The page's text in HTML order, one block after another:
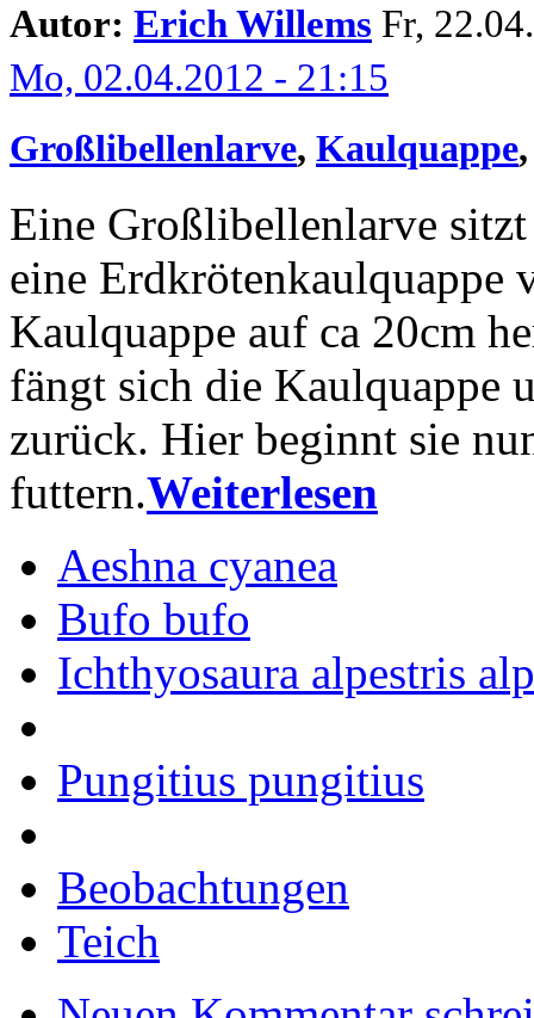
Autor: Erich Willems Fr,
Mo, 02.04.2012 - 21:15
Großlibellenlarve, Kaulquappe
Eine Großlibellenlarve
eine Erdkrötenkaulquappe
Kaulquappe auf ca 20cm
fängt sich die Kaulquappe
zurück. Hier beginnt sie
futtern.Weiterlesen
Aeshna cyanea
Bufo bufo
Ichthyosaura alpestris
Pungitius pungitius
Beobachtungen
Teich